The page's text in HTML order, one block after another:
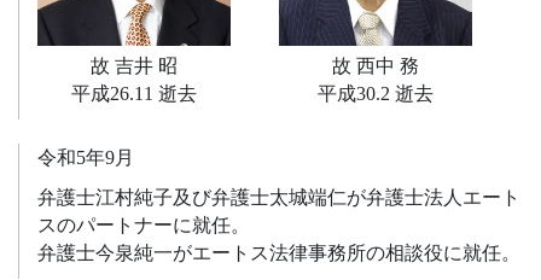
故 吉井 昭
平成26.11 逝去
故 西中 務
平成30.2 逝去
令和5年9月
弁護士江村純子及び弁護士太城端仁が弁護士法人エート
スのパートナーに就任。
弁護士今泉純一がエートス法律事務所の相談役に就任。